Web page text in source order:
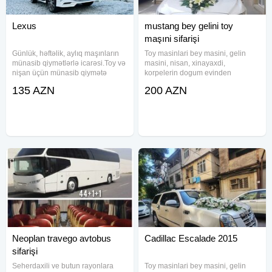
Lexus
Günlük, həftəlik, aylıq maşınların
münasib qiymətlərlə icarəsi.Toy və
nişan üçün münasib qiymətə
karteclərin təşkili Bəzədilmə
135 AZN
mustang bey gelini toy
maşıni sifarişi
Toy masinlari bey masini, gelin
masini, nisan, xinayaxdi,
korpelerin dogum evinden
qonaglarin qarsilanmasi xidmeti
200 AZN
Neoplan travego avtobus
sifarişi
Seherdaxili ve butun rayonlara
Cadillac Escalade 2015
Toy masinlari bey masini, gelin